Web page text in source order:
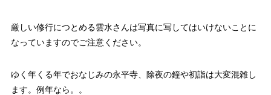
厳しい修行につとめる雲水さんは写真に写してはいけないことに
なっていますのでご注意ください。
ゆく年くる年でおなじみの永平寺、除夜の鐘や初詣は大変混雑し
ます。例年なら。。